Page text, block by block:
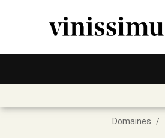
Domaines /